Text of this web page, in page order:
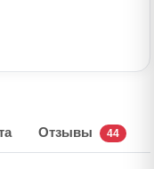
Отзывы 44